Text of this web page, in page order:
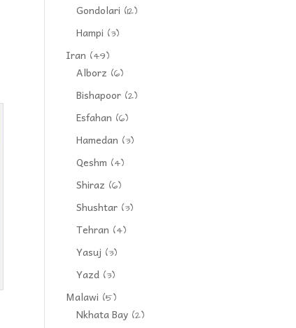
Gondolari (12)
Hampi (3)
Iran (49)
Alborz (6)
Bishapoor (2)
Esfahan (6)
Hamedan (3)
Qeshm (4)
Shiraz (6)
Shushtar (3)
Tehran (4)
Yasuj (3)
Yazd (3)
Malawi (5)
Nkhata Bay (2)